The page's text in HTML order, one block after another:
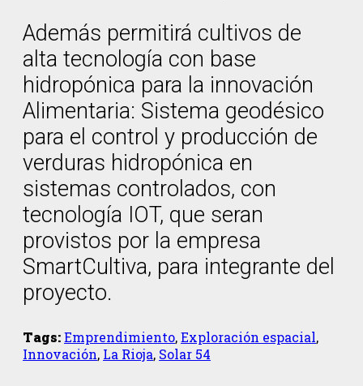
Además permitirá cultivos de
alta tecnología con base
hidropónica para la innovación
Alimentaria: Sistema geodésico
para el control y producción de
verduras hidropónica en
sistemas controlados, con
tecnología IOT, que seran
provistos por la empresa
SmartCultiva, para integrante del
proyecto.
Tags:Emprendimiento,Exploración espacial,
Innovación, La Rioja, Solar 54